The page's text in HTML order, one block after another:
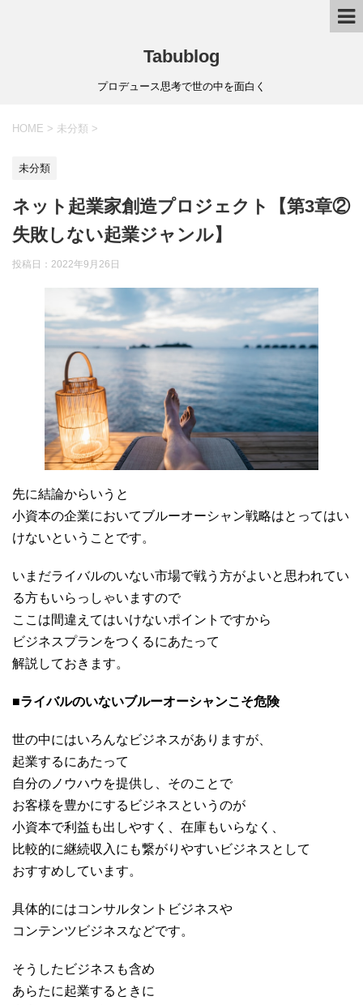
Tabublog
プロデュース思考で世の中を面白く
HOME > 未分類 >
未分類
ネット起業家創造プロジェクト【第3章②
失敗しない起業ジャンル】
投稿日： 2022年9月26日
先に結論からいうと
小資本の企業においてブルーオーシャン戦略はとってはい
けないということです。
いまだライバルのいない市場で戦う方がよいと思われてい
る方もいらっしゃいますので
ここは間違えてはいけないポイントですから
ビジネスプランをつくるにあたって
解説しておきます。
■ライバルのいないブルーオーシャンこそ危険
世の中にはいろんなビジネスがありますが、
起業するにあたって
自分のノウハウを提供し、そのことで
お客様を豊かにするビジネスというのが
小資本で利益も出しやすく、在庫もいらなく、
比較的に継続収入にも繋がりやすいビジネスとして
おすすめしています。
具体的にはコンサルタントビジネスや
コンテンツビジネスなどです。
そうしたビジネスも含め
あらたに起業するときに